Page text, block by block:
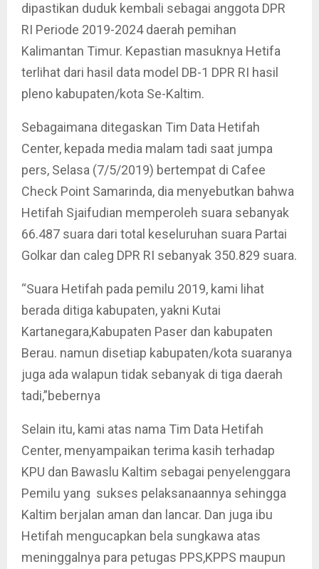
dipastikan duduk kembali sebagai anggota DPR
RI Periode 2019-2024 daerah pemihan
Kalimantan Timur. Kepastian masuknya Hetifa
terlihat dari hasil data model DB-1 DPR RI hasil
pleno kabupaten/kota Se-Kaltim.
Sebagaimana ditegaskan Tim Data Hetifah
Center, kepada media malam tadi saat jumpa
pers, Selasa (7/5/2019) bertempat di Cafee
Check Point Samarinda, dia menyebutkan bahwa
Hetifah Sjaifudian memperoleh suara sebanyak
66.487 suara dari total keseluruhan suara Partai
Golkar dan caleg DPR RI sebanyak 350.829 suara.
“Suara Hetifah pada pemilu 2019, kami lihat
berada ditiga kabupaten, yakni Kutai
Kartanegara,Kabupaten Paser dan kabupaten
Berau. namun disetiap kabupaten/kota suaranya
juga ada walapun tidak sebanyak di tiga daerah
tadi,”bebernya
Selain itu, kami atas nama Tim Data Hetifah
Center, menyampaikan terima kasih terhadap
KPU dan Bawaslu Kaltim sebagai penyelenggara
Pemilu yang sukses pelaksanaannya sehingga
Kaltim berjalan aman dan lancar. Dan juga ibu
Hetifah mengucapkan bela sungkawa atas
meninggalnya para petugas PPS,KPPS maupun